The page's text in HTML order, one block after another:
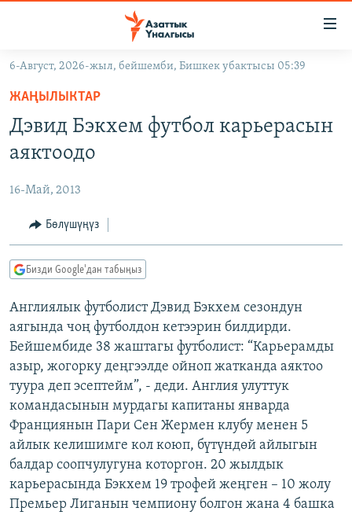
Навигацияга
өтүңүз
Издөөгө
салыңыз
ЭКОНОМИКА
МАДАНИЯТ
ДҮЙНӨ
БОРБОР АЗИЯ
АТАЙЫН ИЛИКТӨӨ
ТВ ПРОГРАММАЛАР
ЭКСПЕРТТЕР ТАЛДАЙТ
БИЗ ЖАНА ДҮЙНӨ
ДАНИСТЕ
ЭЖЕ-СИҢДИЛЕР
АЗАТТЫК+
ЫҢГАЙСЫЗ СУРООЛОР
ӨЗГӨЧӨ ПИКИР
Русский
ОНЛАЙН ШЕРИНЕ
ЭЕ/АРнун бардык сайттары
6-Август, 2026-жыл, бейшемби, Бишкек убактысы 05:39
ЖАҢЫЛЫКТАР
Дэвид Бэкхем футбол карьерасын
аяктоодо
16-Май, 2013
Бөлүшүңүз
Бизди Google'дан табыңыз
Англиялык футболист Дэвид Бэкхем сезондун
аягында чоң футболдон кетээрин билдирди.
Бейшембиде 38 жаштагы футболист: “Карьерамды
азыр, жогорку деңгээлде ойноп жатканда аяктоо
туура деп эсептейм”, - деди. Англия улуттук
командасынын мурдагы капитаны январда
Франциянын Пари Сен Жермен клубу менен 5
айлык келишимге кол коюп, бүтүндөй айлыгын
балдар соопчулугуна которгон. 20 жылдык
карьерасында Бэкхем 19 трофей жеңген – 10 жолу
Премьер Лиганын чемпиону болгон жана 4 башка